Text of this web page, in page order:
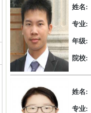
姓名:
专业:
年级:
院校:
姓名:
专业: